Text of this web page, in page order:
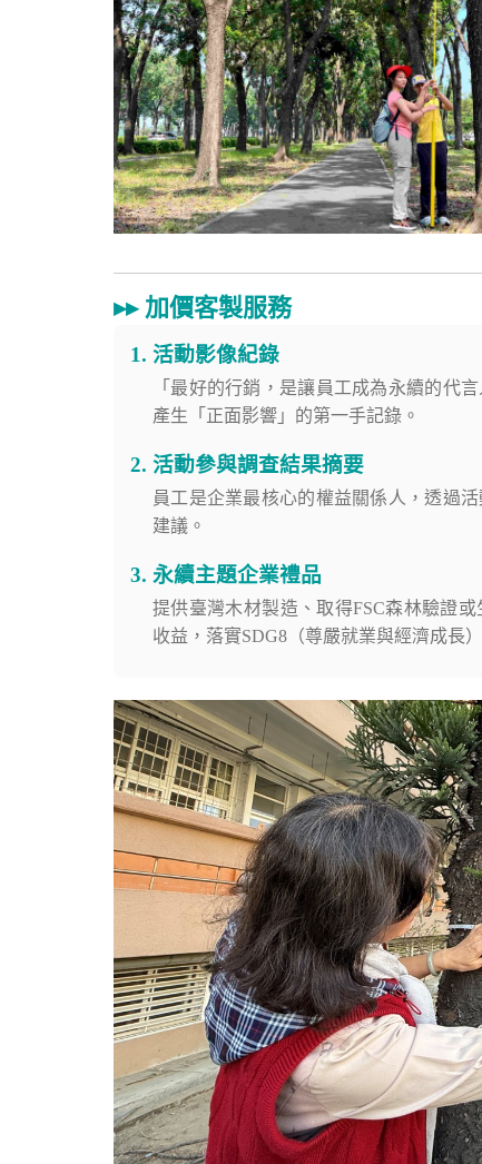
▸▸ 加價客製服務
1. 活動影像紀錄
「最好的行銷，是讓員工成為永續的代
產生「正面影響」的第一手記錄。
2. 活動參與調查結果摘要
員工是企業最核心的權益關係人，透過
建議。
3. 永續主題企業禮品
提供臺灣木材製造、取得FSC森林驗證
收益，落實SDG8（尊嚴就業與經濟成長